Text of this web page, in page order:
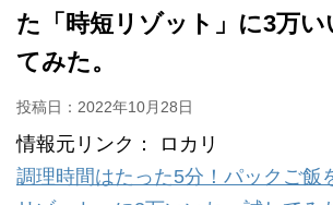
た「時短リゾット」に3万い
てみた。
投稿日： 2022年10月28日
情報元リンク： ロカリ
調理時間はたった5分！パックご飯